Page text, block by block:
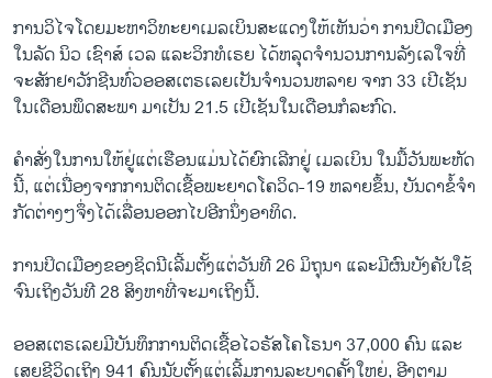
ການວິໄຈໂດຍມະຫາວິທະຍາເມລເບິນສະແດງໃຫ້ເຫັນວ່າ ການປິດເມືອງ
ໃນລັດ ນິວ ເຊົາສ໌ ເວລ ແລະວິກທໍເຣຍ ໄດ້ຫລຸດຈໍານວນການລັງເລໃຈທີ່
ຈະສັກຢາວັກຊີນທົ່ວອອສເຕຣເລຍເປັນຈໍານວນຫລາຍ ຈາກ 33 ເປີເຊັນ
ໃນເດືອນພຶດສະພາ ມາເປັນ 21.5 ເປີເຊັນໃນເດືອນກໍລະກົດ.
ຄໍາສັ່ງໃນການໃຫ້ຢູ່ແຕ່ເຮືອນແມ່ນໄດ້ຍົກເລີກຢູ່ ເມລເບິນ ໃນມື້ວັນພະຫັດ
ນີ້, ແຕ່ເນື່ອງຈາກການຕິດເຊື້ອພະຍາດໂຄວິດ-19 ຫລາຍຂຶ້ນ, ບັນດາຂໍ້ຈໍາ
ກັດຕ່າງໆຈຶ່ງໄດ້ເລື່ອນອອກໄປອີກນຶ່ງອາທິດ.
ການປິດເມືອງຂອງຊິດນີເລີ້ມຕັ້ງແຕ່ວັນທີ 26 ມິຖຸນາ ແລະມີຜົນບັງຄັບໃຊ້
ຈົນເຖິງວັນທີ 28 ສິງຫາທີ່ຈະມາເຖິງນີ້.
ອອສເຕຣເລຍມີບັນທຶກການຕິດເຊື້ອໄວຣັສໂຄໂຣນາ 37,000 ຄົນ ແລະ
ເສຍຊີວິດເຖິງ 941 ຄົນນັບຕັ້ງແຕ່ເລີ້ມການລະບາດຄັ້ງໃຫຍ່, ອີງຕາມ